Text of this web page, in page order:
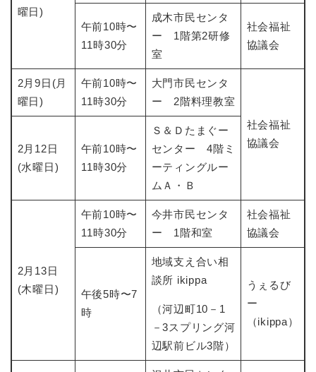
曜日)
午前10時〜
11時30分
成木市民センタ
ー 1階第2研修
室
社会福祉
協議会
2月9日(月
曜日)
午前10時〜
11時30分
大門市民センタ
ー 2階料理教室
社会福祉
協議会
2月12日
(水曜日)
午前10時〜
11時30分
Ｓ＆Ｄたまぐー
センター 4階ミ
ーティングルー
ムＡ・Ｂ
2月13日
(木曜日)
午前10時〜
11時30分
今井市民センタ
ー 1階和室
社会福祉
協議会
午後5時〜7
時
地域支え合い相
談所 ikippa
（河辺町10－1
－3スプリング河
辺駅前ビル3階）
​​うぇるび
ー
（ikippa）